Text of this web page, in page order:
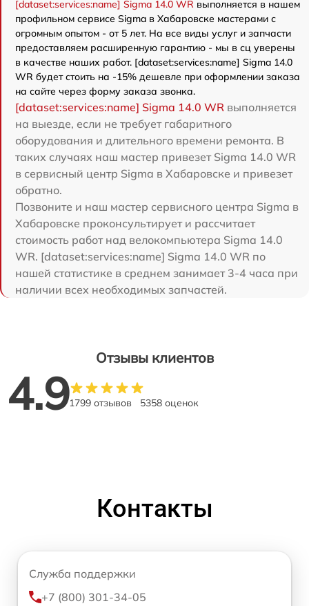
[dataset:services:name] Sigma 14.0 WR выполняется в нашем
профильном сервисе Sigma в Хабаровске мастерами с
огромным опытом - от 5 лет. На все виды услуг и запчасти
предоставляем расширенную гарантию - мы в сц уверены
в качестве наших работ. [dataset:services:name] Sigma 14.0
WR будет стоить на -15% дешевле при оформлении заказа
на сайте через форму заказа звонка.
[dataset:services:name] Sigma 14.0 WR выполняется
на выезде, если не требует габаритного
оборудования и длительного времени ремонта. В
таких случаях наш мастер привезет Sigma 14.0 WR
в сервисный центр Sigma в Хабаровске и привезет
обратно.
Позвоните и наш мастер сервисного центра Sigma в
Хабаровске проконсультирует и рассчитает
стоимость работ над велокомпьютера Sigma 14.0
WR. [dataset:services:name] Sigma 14.0 WR по
нашей статистике в среднем занимает 3-4 часа при
наличии всех необходимых запчастей.
Отзывы клиентов
4.91799 отзывов 5358 оценок
Контакты
Служба поддержки
+7 (800) 301-34-05